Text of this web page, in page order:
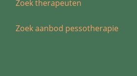
Zoek therapeuten
Zoek aanbod pessotherapie